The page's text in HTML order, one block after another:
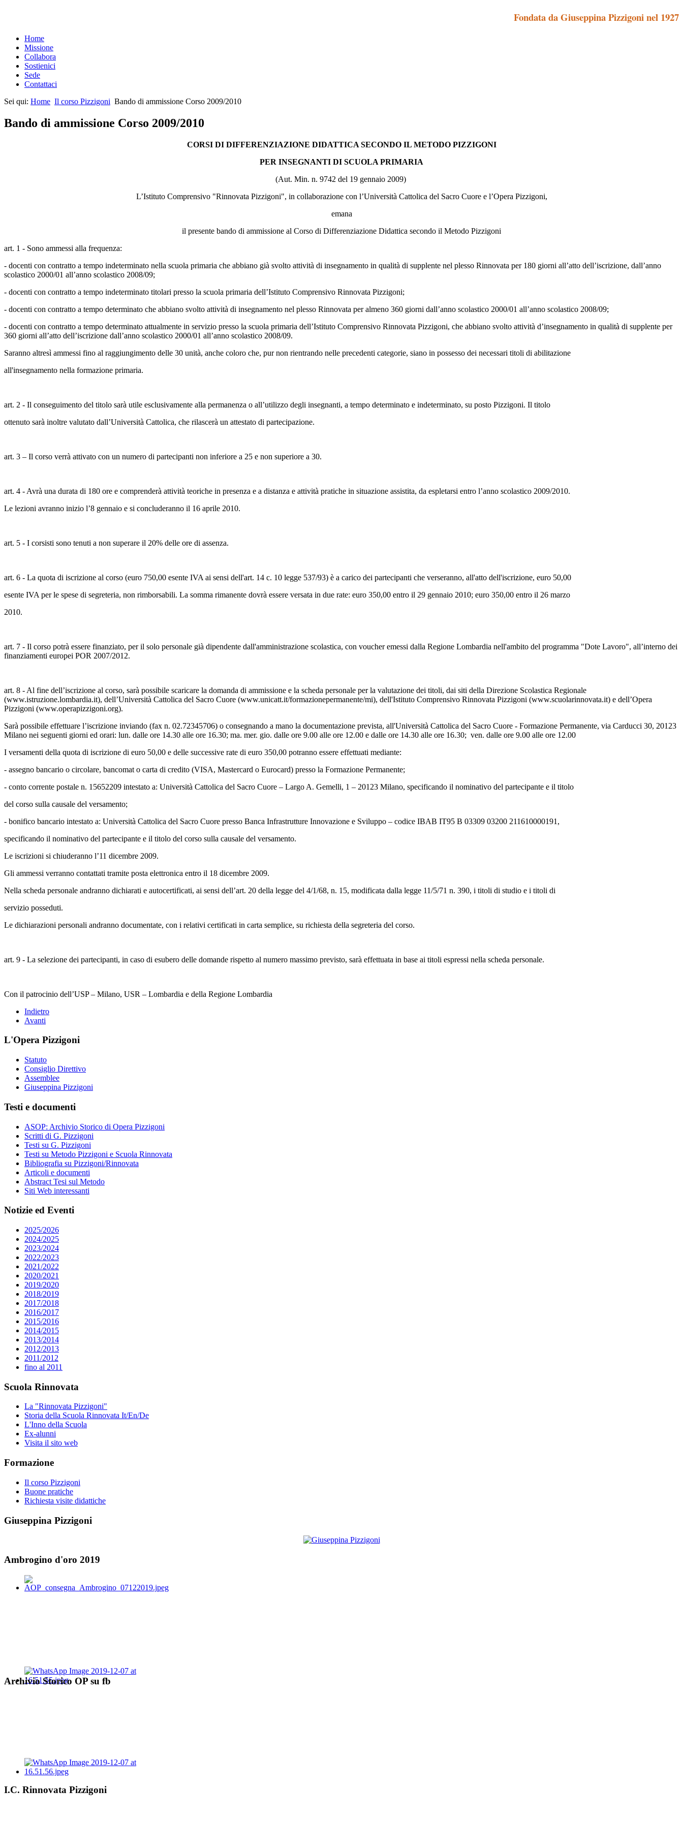
Fondata da Giuseppina Pizzigoni nel 1927
Home
Missione
Collabora
Sostienici
Sede
Contattaci
Sei qui: Home Il corso Pizzigoni Bando di ammissione Corso 2009/2010
Bando di ammissione Corso 2009/2010
CORSI DI DIFFERENZIAZIONE DIDATTICA SECONDO IL METODO PIZZIGONI
PER INSEGNANTI DI SCUOLA PRIMARIA
(Aut. Min. n. 9742 del 19 gennaio 2009)
L’Istituto Comprensivo "Rinnovata Pizzigoni", in collaborazione con l’Università Cattolica del Sacro Cuore e l’Opera Pizzigoni,
emana
il presente bando di ammissione al Corso di Differenziazione Didattica secondo il Metodo Pizzigoni
art. 1 - Sono ammessi alla frequenza:
- docenti con contratto a tempo indeterminato nella scuola primaria che abbiano già svolto attività di insegnamento in qualità di supplente nel plesso Rinnovata per 180 giorni all’atto dell’iscrizione, dall’anno
scolastico 2000/01 all’anno scolastico 2008/09;
- docenti con contratto a tempo indeterminato titolari presso la scuola primaria dell’Istituto Comprensivo Rinnovata Pizzigoni;
- docenti con contratto a tempo determinato che abbiano svolto attività di insegnamento nel plesso Rinnovata per almeno 360 giorni dall’anno scolastico 2000/01 all’anno scolastico 2008/09;
- docenti con contratto a tempo determinato attualmente in servizio presso la scuola primaria dell’Istituto Comprensivo Rinnovata Pizzigoni, che abbiano svolto attività d’insegnamento in qualità di supplente per
360 giorni all’atto dell’iscrizione dall’anno scolastico 2000/01 all’anno scolastico 2008/09.
Saranno altresì ammessi fino al raggiungimento delle 30 unità, anche coloro che, pur non rientrando nelle precedenti categorie, siano in possesso dei necessari titoli di abilitazione
all'insegnamento nella formazione primaria.
art. 2 - Il conseguimento del titolo sarà utile esclusivamente alla permanenza o all’utilizzo degli insegnanti, a tempo determinato e indeterminato, su posto Pizzigoni. Il titolo
ottenuto sarà inoltre valutato dall’Università Cattolica, che rilascerà un attestato di partecipazione.
art. 3 – Il corso verrà attivato con un numero di partecipanti non inferiore a 25 e non superiore a 30.
art. 4 - Avrà una durata di 180 ore e comprenderà attività teoriche in presenza e a distanza e attività pratiche in situazione assistita, da espletarsi entro l’anno scolastico 2009/2010.
Le lezioni avranno inizio l’8 gennaio e si concluderanno il 16 aprile 2010.
art. 5 - I corsisti sono tenuti a non superare il 20% delle ore di assenza.
art. 6 - La quota di iscrizione al corso (euro 750,00 esente IVA ai sensi dell'art. 14 c. 10 legge 537/93) è a carico dei partecipanti che verseranno, all'atto dell'iscrizione, euro 50,00
esente IVA per le spese di segreteria, non rimborsabili. La somma rimanente dovrà essere versata in due rate: euro 350,00 entro il 29 gennaio 2010; euro 350,00 entro il 26 marzo
2010.
art. 7 - Il corso potrà essere finanziato, per il solo personale già dipendente dall'amministrazione scolastica, con voucher emessi dalla Regione Lombardia nell'ambito del programma "Dote Lavoro", all’interno dei
finanziamenti europei POR 2007/2012.
art. 8 - Al fine dell’iscrizione al corso, sarà possibile scaricare la domanda di ammissione e la scheda personale per la valutazione dei titoli, dai siti della Direzione Scolastica Regionale
(www.istruzione.lombardia.it), dell’Università Cattolica del Sacro Cuore (www.unicatt.it/formazionepermanente/mi), dell'Istituto Comprensivo Rinnovata Pizzigoni (www.scuolarinnovata.it) e dell’Opera
Pizzigoni (www.operapizzigoni.org).
Sarà possibile effettuare l’iscrizione inviando (fax n. 02.72345706) o consegnando a mano la documentazione prevista, all'Università Cattolica del Sacro Cuore - Formazione Permanente, via Carducci 30, 20123
Milano nei seguenti giorni ed orari: lun. dalle ore 14.30 alle ore 16.30; ma. mer. gio. dalle ore 9.00 alle ore 12.00 e dalle ore 14.30 alle ore 16.30; ven. dalle ore 9.00 alle ore 12.00
I versamenti della quota di iscrizione di euro 50,00 e delle successive rate di euro 350,00 potranno essere effettuati mediante:
- assegno bancario o circolare, bancomat o carta di credito (VISA, Mastercard o Eurocard) presso la Formazione Permanente;
- conto corrente postale n. 15652209 intestato a: Università Cattolica del Sacro Cuore – Largo A. Gemelli, 1 – 20123 Milano, specificando il nominativo del partecipante e il titolo
del corso sulla causale del versamento;
- bonifico bancario intestato a: Università Cattolica del Sacro Cuore presso Banca Infrastrutture Innovazione e Sviluppo – codice IBAB IT95 B 03309 03200 211610000191,
specificando il nominativo del partecipante e il titolo del corso sulla causale del versamento.
Le iscrizioni si chiuderanno l’11 dicembre 2009.
Gli ammessi verranno contattati tramite posta elettronica entro il 18 dicembre 2009.
Nella scheda personale andranno dichiarati e autocertificati, ai sensi dell’art. 20 della legge del 4/1/68, n. 15, modificata dalla legge 11/5/71 n. 390, i titoli di studio e i titoli di
servizio posseduti.
Le dichiarazioni personali andranno documentate, con i relativi certificati in carta semplice, su richiesta della segreteria del corso.
art. 9 - La selezione dei partecipanti, in caso di esubero delle domande rispetto al numero massimo previsto, sarà effettuata in base ai titoli espressi nella scheda personale.
Con il patrocinio dell’USP – Milano, USR – Lombardia e della Regione Lombardia
Indietro
Avanti
L'Opera Pizzigoni
Statuto
Consiglio Direttivo
Assemblee
Giuseppina Pizzigoni
Testi e documenti
ASOP: Archivio Storico di Opera Pizzigoni
Scritti di G. Pizzigoni
Testi su G. Pizzigoni
Testi su Metodo Pizzigoni e Scuola Rinnovata
Bibliografia su Pizzigoni/Rinnovata
Articoli e documenti
Abstract Tesi sul Metodo
Siti Web interessanti
Notizie ed Eventi
2025/2026
2024/2025
2023/2024
2022/2023
2021/2022
2020/2021
2019/2020
2018/2019
2017/2018
2016/2017
2015/2016
2014/2015
2013/2014
2012/2013
2011/2012
fino al 2011
Scuola Rinnovata
La "Rinnovata Pizzigoni"
Storia della Scuola Rinnovata It/En/De
L'Inno della Scuola
Ex-alunni
Visita il sito web
Formazione
Il corso Pizzigoni
Buone pratiche
Richiesta visite didattiche
Giuseppina Pizzigoni
Ambrogino d'oro 2019
Archivio Storico OP su fb
I.C. Rinnovata Pizzigoni